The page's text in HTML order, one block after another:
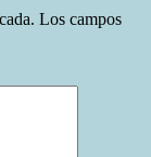
Los campos